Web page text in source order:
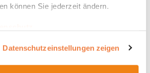
können Sie jederzeit ändern.
Datenschutzeinstellungen zeigen